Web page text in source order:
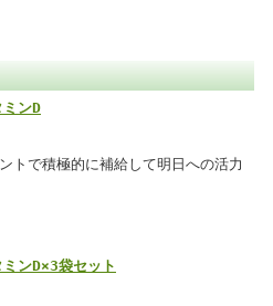
ンD
トで積極的に補給して明日への活力
ンD×3袋セット